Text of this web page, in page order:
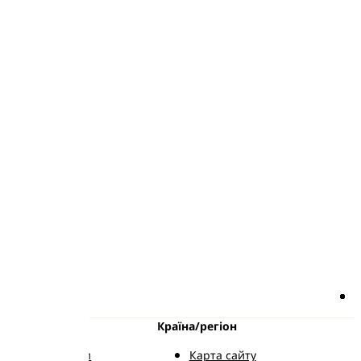
з нами
Країна/регіон
Карта сайту